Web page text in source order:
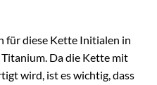
für diese Kette Initialen in
Da die Kette mit
wird, ist es wichtig, dass